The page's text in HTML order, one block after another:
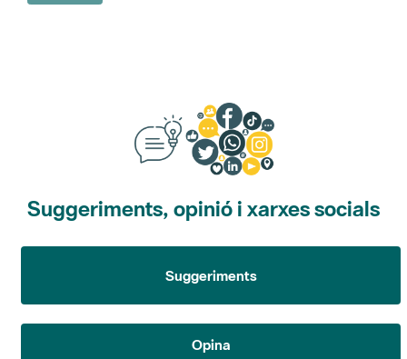
Suggeriments, opinió i xarxes socials
Suggeriments
Opina